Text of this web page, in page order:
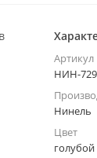
Артикул
НИН-
Нинель
Цвет
голубой